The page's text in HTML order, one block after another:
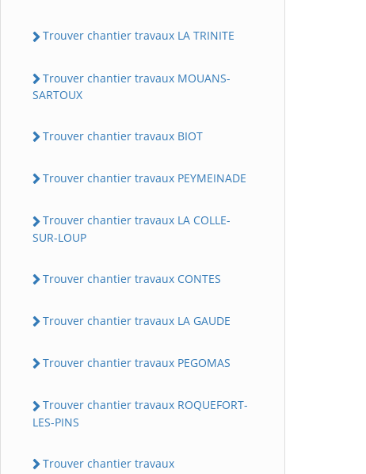
Trouver chantier travaux LA TRINITE
Trouver chantier travaux MOUANS-
SARTOUX
Trouver chantier travaux BIOT
Trouver chantier travaux PEYMEINADE
Trouver chantier travaux LA COLLE-
SUR-LOUP
Trouver chantier travaux CONTES
Trouver chantier travaux LA GAUDE
Trouver chantier travaux PEGOMAS
Trouver chantier travaux ROQUEFORT-
LES-PINS
Trouver chantier travaux